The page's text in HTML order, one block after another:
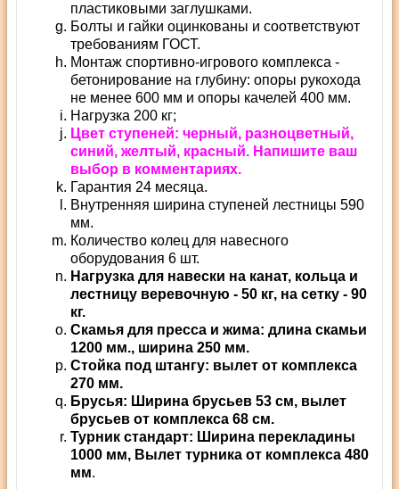
пластиковыми заглушками.
Болты и гайки оцинкованы и соответствуют
требованиям ГОСТ.
Монтаж спортивно-игрового комплекса -
бетонирование на глубину: опоры рукохода
не менее 600 мм и опоры качелей 400 мм.
Нагрузка 200 кг;
Цвет ступеней: черный, разноцветный,
синий, желтый, красный. Напишите ваш
выбор в комментариях.
Гарантия 24 месяца.
Внутренняя ширина ступеней лестницы 590
мм.
Количество колец для навесного
оборудования 6 шт.
Нагрузка для навески на канат, кольца и
лестницу веревочную - 50 кг, на сетку - 90
кг.
Скамья для пресса и жима: длина скамьи
1200 мм., ширина 250 мм.
Стойка под штангу: вылет от комплекса
270 мм.
Брусья: Ширина брусьев 53 см, вылет
брусьев от комплекса 68 см.
Турник стандарт: Ширина перекладины
1000 мм, Вылет турника от комплекса 480
мм.